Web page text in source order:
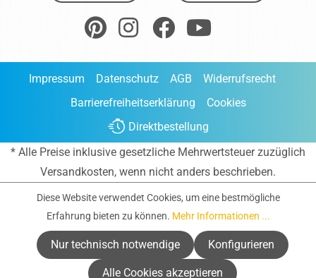
Impressum Datenschutz AGB
Widerrufsrecht
Barrierefreiheitserklärung
Cookies
Direktbestellung
* Alle Preise inklusive gesetzliche Mehrwertsteuer zuzüglich
Versandkosten, wenn nicht anders beschrieben.
Diese Website verwendet Cookies, um eine bestmögliche
Erfahrung bieten zu können. Mehr Informationen ...
Nur technisch notwendige Konfigurieren
Alle Cookies akzeptieren